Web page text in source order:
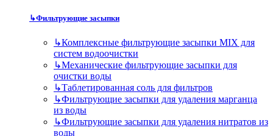
↳Фильтрующие засыпки
↳Комплексные фильтрующие засыпки MIX для
систем водоочистки
↳Механические фильтрующие засыпки для
очистки воды
↳Таблетированная соль для фильтров
↳Фильтрующие засыпки для удаления марганца
из воды
↳Фильтрующие засыпки для удаления нитратов из
воды